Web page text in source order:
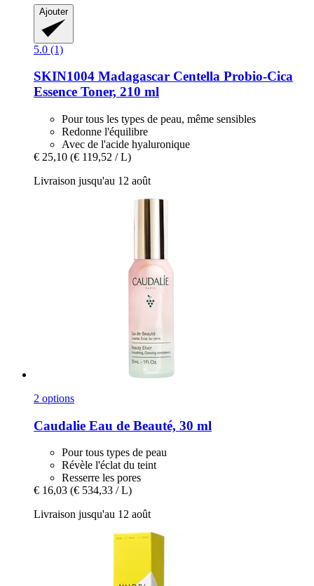
Ajouter
5.0 (1)
SKIN1004 Madagascar Centella Probio-​Cica
Essence Toner, 210 ml
Pour tous les types de peau, même sensibles
Redonne l'équilibre
Avec de l'acide hyaluronique
€ 25,10 (€ 119,52 / L)
Livraison jusqu'au 12 août
2 options
Caudalie Eau de Beauté, 30 ml
Pour tous types de peau
Révèle l'éclat du teint
Resserre les pores
€ 16,03 (€ 534,33 / L)
Livraison jusqu'au 12 août